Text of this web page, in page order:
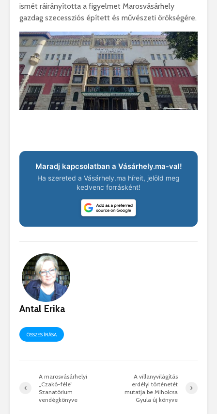
ismét ráirányította a figyelmet Marosvásárhely
gazdag szecessziós épített és művészeti örökségére.
Maradj kapcsolatban a Vásárhely.ma-val!
Ha szereted a Vásárhely.ma híreit, jelöld meg
kedvenc forrásként!
Antal Erika
ÖSSZES ÍRÁSA
A marosvásárhelyi
„Czakó-féle”
Szanatórium
vendégkönyve
A villanyvilágítás
erdélyi történetét
mutatja be Miholcsa
Gyula új könyve